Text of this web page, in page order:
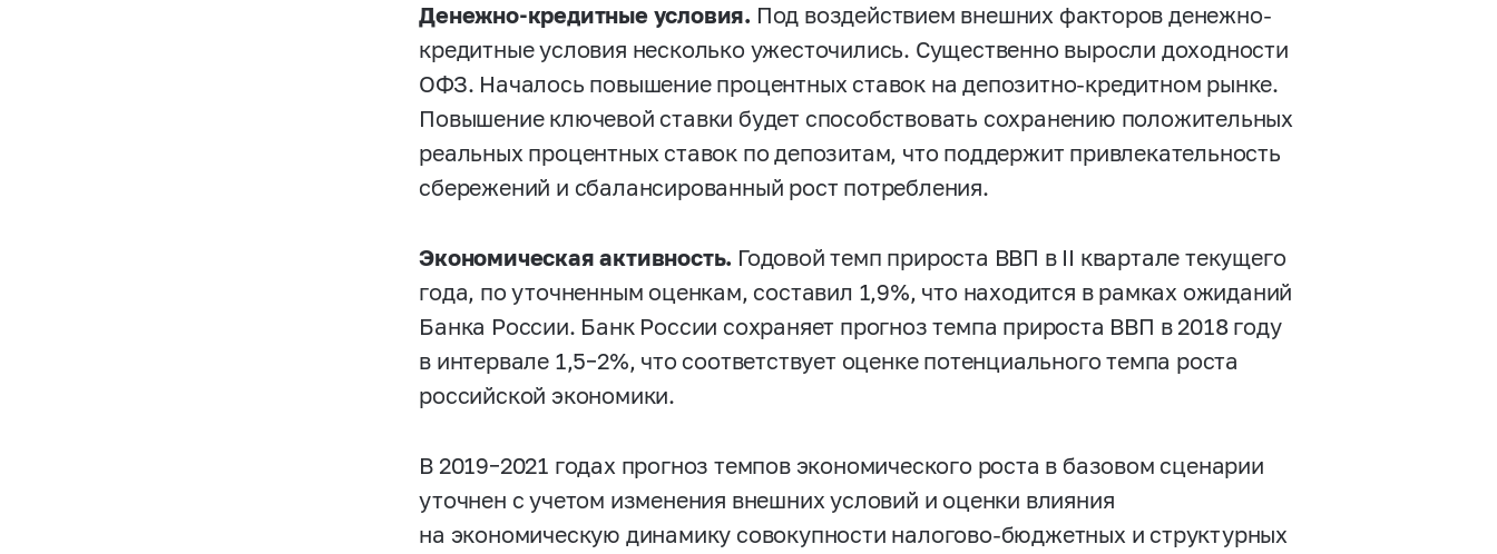
Денежно-кредитные условия. Под воздействием внешних факторов денежно-
кредитные условия несколько ужесточились. Существенно выросли доходности
ОФЗ. Началось повышение процентных ставок на депозитно-кредитном рынке.
Повышение ключевой ставки будет способствовать сохранению положительных
реальных процентных ставок по депозитам, что поддержит привлекательность
сбережений и сбалансированный рост потребления.
Экономическая активность. Годовой темп прироста ВВП в II квартале текущего
года, по уточненным оценкам, составил 1,9%, что находится в рамках ожиданий
Банка России. Банк России сохраняет прогноз темпа прироста ВВП в 2018 году
в интервале 1,5–2%, что соответствует оценке потенциального темпа роста
российской экономики.
В 2019–2021 годах прогноз темпов экономического роста в базовом сценарии
уточнен с учетом изменения внешних условий и оценки влияния
на экономическую динамику совокупности налогово-бюджетных и структурных